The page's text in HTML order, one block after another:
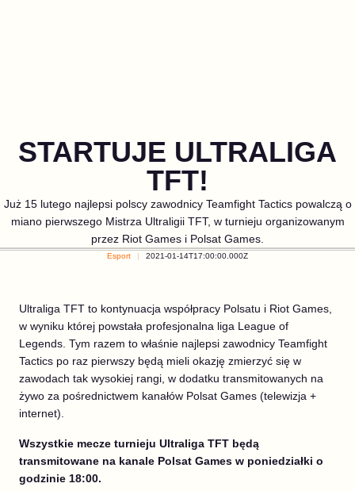
STARTUJE ULTRALIGA
TFT!
Już 15 lutego najlepsi polscy zawodnicy Teamfight Tactics powalczą o
miano pierwszego Mistrza Ultraligii TFT, w turnieju organizowanym
przez Riot Games i Polsat Games.
Esport 2021-01-14T17:00:00.000Z
Ultraliga TFT to kontynuacja współpracy Polsatu i Riot Games,
w wyniku której powstała profesjonalna liga League of
Legends. Tym razem to właśnie najlepsi zawodnicy Teamfight
Tactics po raz pierwszy będą mieli okazję zmierzyć się w
zawodach tak wysokiej rangi, w dodatku transmitowanych na
żywo za pośrednictwem kanałów Polsat Games (telewizja +
internet).
Wszystkie mecze turnieju Ultraliga TFT będą
transmitowane na kanale Polsat Games w poniedziałki o
godzinie 18:00.